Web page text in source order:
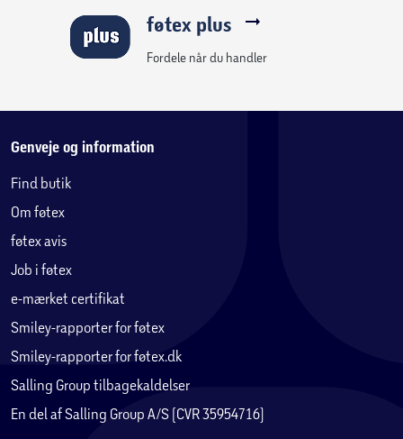
føtex plus
Fordele når du handler
Genveje og information
Find butik
Om føtex
føtex avis
Job i føtex
e-mærket certifikat
Smiley-rapporter for føtex
Smiley-rapporter for føtex.dk
Salling Group tilbagekaldelser
En del af Salling Group A/S (CVR 35954716)